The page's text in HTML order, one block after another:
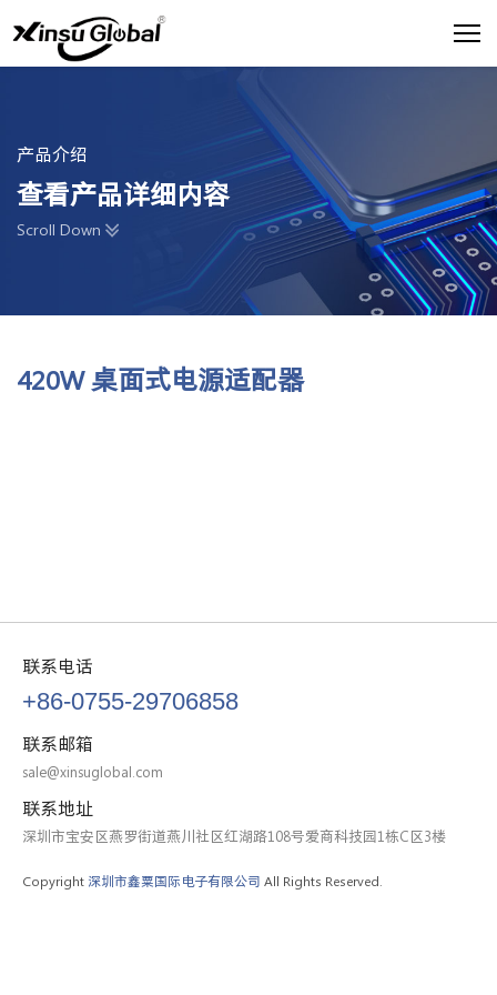
产品介绍
查看产品详细内容
Scroll Down
420W 桌面式电源适配器
联系电话
+86-0755-29706858
联系邮箱
sale@xinsuglobal.com
联系地址
深圳市宝安区燕罗街道燕川社区红湖路108号爱商科技园1栋C区3楼
Copyright 深圳市鑫粟国际电子有限公司 All Rights Reserved.